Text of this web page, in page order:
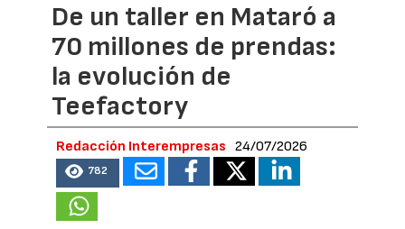
De un taller en Mataró a
70 millones de prendas:
la evolución de
Teefactory
Redacción Interempresas 24/07/2026
782